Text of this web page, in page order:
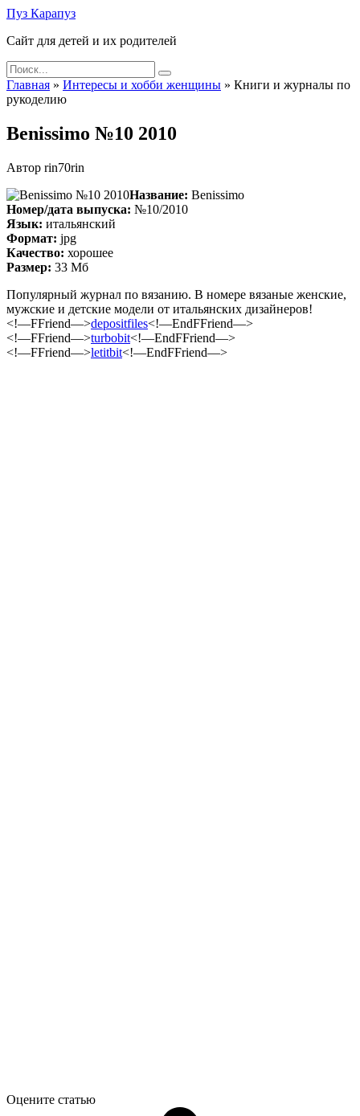
Skip
content
Пуз Карапуз
Сайт для детей и их родителей
Search
for:
Главная » Интересы и хобби женщины » Книги и журналы по
рукоделию
Benissimo №10 2010
Автор rin70rin
Название: Benissimo
Номер/дата выпуска: №10/2010
Язык: итальянский
Формат: jpg
Качество: хорошее
Размер: 33 Мб
Популярный журнал по вязанию. В номере вязаные женские,
мужские и детские модели от итальянских дизайнеров!
<!—FFriend—>depositfiles<!—EndFFriend—>
<!—FFriend—>turbobit<!—EndFFriend—>
<!—FFriend—>letitbit<!—EndFFriend—>
Оцените статью